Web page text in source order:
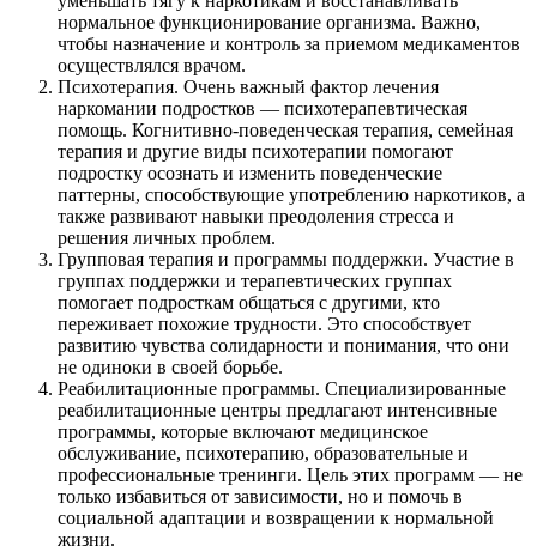
нормальное функционирование организма. Важно,
чтобы назначение и контроль за приемом медикаментов
осуществлялся врачом.
Психотерапия. Очень важный фактор лечения
наркомании подростков — психотерапевтическая
помощь. Когнитивно-поведенческая терапия, семейная
терапия и другие виды психотерапии помогают
подростку осознать и изменить поведенческие
паттерны, способствующие употреблению наркотиков, а
также развивают навыки преодоления стресса и
решения личных проблем.
Групповая терапия и программы поддержки. Участие в
группах поддержки и терапевтических группах
помогает подросткам общаться с другими, кто
переживает похожие трудности. Это способствует
развитию чувства солидарности и понимания, что они
не одиноки в своей борьбе.
Реабилитационные программы. Специализированные
реабилитационные центры предлагают интенсивные
программы, которые включают медицинское
обслуживание, психотерапию, образовательные и
профессиональные тренинги. Цель этих программ — не
только избавиться от зависимости, но и помочь в
социальной адаптации и возвращении к нормальной
жизни.